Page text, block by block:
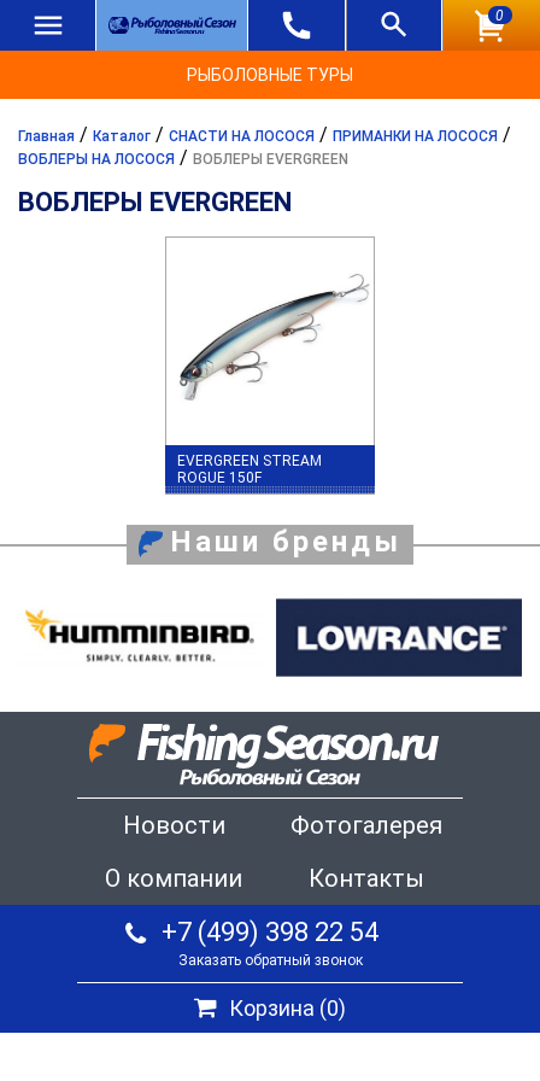
0
РЫБОЛОВНЫЕ ТУРЫ
Главная / Каталог / СНАСТИ НА ЛОСОСЯ / ПРИМАНКИ НА ЛОСОСЯ /
ВОБЛЕРЫ НА ЛОСОСЯ / ВОБЛЕРЫ EVERGREEN
ВОБЛЕРЫ EVERGREEN
EVERGREEN STREAM
ROGUE 150F
Наши бренды
Новости
Фотогалерея
О компании
Контакты
+7 (499) 398 22 54
Заказать обратный звонок
Корзина (0)